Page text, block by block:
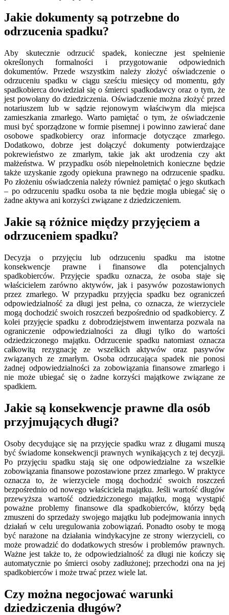
Jakie dokumenty są potrzebne do
odrzucenia spadku?
Aby skutecznie odrzucić spadek, konieczne jest spełnienie
określonych formalności i przygotowanie odpowiednich
dokumentów. Przede wszystkim należy złożyć oświadczenie o
odrzuceniu spadku w ciągu sześciu miesięcy od momentu, gdy
spadkobierca dowiedział się o śmierci spadkodawcy oraz o tym, że
jest powołany do dziedziczenia. Oświadczenie można złożyć przed
notariuszem lub w sądzie rejonowym właściwym dla miejsca
zamieszkania zmarłego. Warto pamiętać o tym, że oświadczenie
musi być sporządzone w formie pisemnej i powinno zawierać dane
osobowe spadkobiercy oraz informacje dotyczące zmarłego.
Dodatkowo, dobrze jest dołączyć dokumenty potwierdzające
pokrewieństwo ze zmarłym, takie jak akt urodzenia czy akt
małżeństwa. W przypadku osób niepełnoletnich konieczne będzie
także uzyskanie zgody opiekuna prawnego na odrzucenie spadku.
Po złożeniu oświadczenia należy również pamiętać o jego skutkach
– po odrzuceniu spadku osoba ta nie będzie mogła ubiegać się o
żadne aktywa ani korzyści związane z dziedziczeniem.
Jakie są różnice między przyjęciem a
odrzuceniem spadku?
Decyzja o przyjęciu lub odrzuceniu spadku ma istotne
konsekwencje prawne i finansowe dla potencjalnych
spadkobierców. Przyjęcie spadku oznacza, że osoba staje się
właścicielem zarówno aktywów, jak i pasywów pozostawionych
przez zmarłego. W przypadku przyjęcia spadku bez ograniczeń
odpowiedzialność za długi jest pełna, co oznacza, że wierzyciele
mogą dochodzić swoich roszczeń bezpośrednio od spadkobiercy. Z
kolei przyjęcie spadku z dobrodziejstwem inwentarza pozwala na
ograniczenie odpowiedzialności za długi tylko do wartości
odziedziczonego majątku. Odrzucenie spadku natomiast oznacza
całkowitą rezygnację ze wszelkich aktywów oraz pasywów
związanych ze zmarłym. Osoba odrzucająca spadek nie ponosi
żadnej odpowiedzialności za zobowiązania finansowe zmarłego i
nie może ubiegać się o żadne korzyści majątkowe związane ze
spadkiem.
Jakie są konsekwencje prawne dla osób
przyjmujących długi?
Osoby decydujące się na przyjęcie spadku wraz z długami muszą
być świadome konsekwencji prawnych wynikających z tej decyzji.
Po przyjęciu spadku stają się one odpowiedzialne za wszelkie
zobowiązania finansowe pozostawione przez zmarłego. W praktyce
oznacza to, że wierzyciele mogą dochodzić swoich roszczeń
bezpośrednio od nowego właściciela majątku. Jeśli wartość długów
przewyższa wartość odziedziczonego majątku, mogą wystąpić
poważne problemy finansowe dla spadkobierców, którzy będą
zmuszeni do sprzedaży swojego majątku lub podejmowania innych
działań w celu uregulowania zobowiązań. Ponadto osoby te mogą
być narażone na działania windykacyjne ze strony wierzycieli, co
może prowadzić do dodatkowych stresów i problemów prawnych.
Ważne jest także to, że odpowiedzialność za długi nie kończy się
automatycznie po śmierci osoby zadłużonej; przechodzi ona na jej
spadkobierców i może trwać przez wiele lat.
Czy można negocjować warunki
dziedziczenia długów?